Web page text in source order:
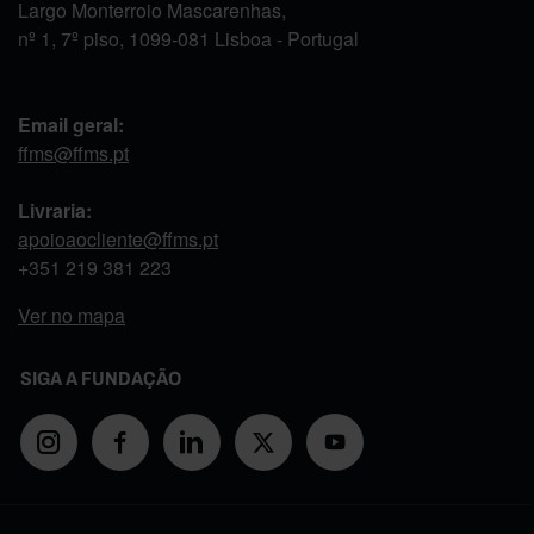
Largo Monterroio Mascarenhas,
nº 1, 7º piso, 1099-081 Lisboa - Portugal
Email geral:
ffms@ffms.pt
Livraria:
apoioaocliente@ffms.pt
+351 219 381 223
Ver no mapa
SIGA A FUNDAÇÃO